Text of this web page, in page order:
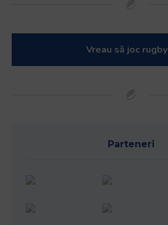
Vreau să joc rugby
Parteneri